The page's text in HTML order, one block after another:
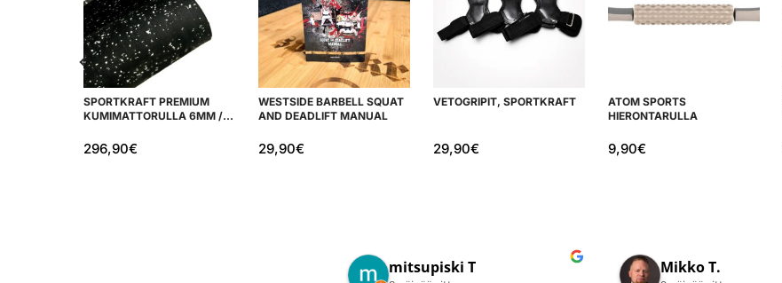
SPORTKRAFT PREMIUM
KUMIMATTORULLA 6MM /
296,90€
WESTSIDE BARBELL SQUAT
AND DEADLIFT MANUAL
29,90€
VETOGRIPIT, SPORTKRAFT
29,90€
ATOM SPORTS
HIERONTARULLA
9,90€
Jussi R. Juha N.